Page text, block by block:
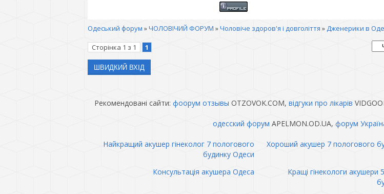
Одеський форум »ЧОЛОВІЧИЙ ФОРУМ »Чоловіче здоров'я і довголіття »Дженерики в
Сторінка 1 з 1
1
Рекомендовані сайти: фоорум отзывы OTZOVOK.COM, відгуки про лікарів
одесский форум APELMON.OD.UA, форум
Найкращий акушер гінеколог 7 пологового
будинку Одеси
Хороший акушер 7 пологового
Консультація акушера Одеса
Кращі гінекологи акушери